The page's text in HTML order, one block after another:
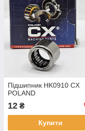
Підшипник HK0910 CX
POLAND
12 ₴
Купити